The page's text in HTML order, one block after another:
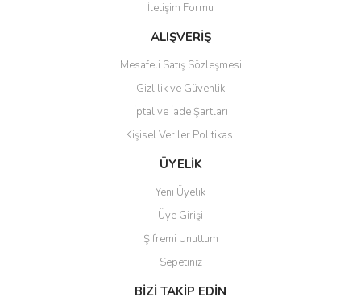
Ürün bilgilerinde hatalar bulunuyor.
Ürün fiyatı diğer sitelerden daha pahalı.
Gönder
İletişim Formu
ALIŞVERİŞ
Mesafeli Satış Sözleşmesi
Gizlilik ve Güvenlik
İptal ve İade Şartları
Kişisel Veriler Politikası
ÜYELİK
Yeni Üyelik
Üye Girişi
Şifremi Unuttum
Sepetiniz
BİZİ TAKİP EDİN